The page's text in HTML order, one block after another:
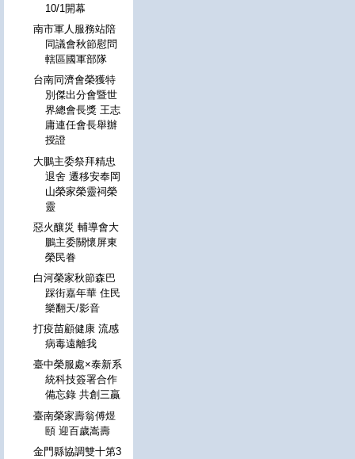
10/1開幕
南市軍人服務站陪
同議會秋節慰問
轄區國軍部隊
台南同濟會榮獲特
別傑出分會暨世
界總會長獎 王志
庸連任會長舉辦
授證
大鵬主委祭拜精忠
退舍 遷移安奉岡
山榮家榮靈祠榮
靈
惡火釀災 輔導會大
鵬主委關懷屏東
榮民眷
白河榮家秋節森巴
踩街嘉年華 住民
樂翻天/影音
打疫苗顧健康 流感
病毒遠離我
臺中榮服處×泰新系
統科技簽署合作
備忘錄 共創三贏
臺南榮家壽翁傅煜
頤 迎百歲嵩壽
金門縣協調雙十第3